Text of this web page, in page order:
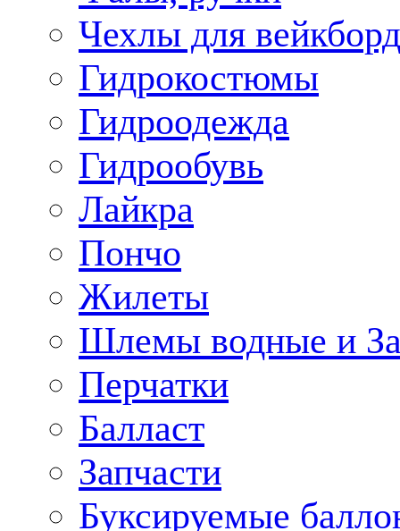
Чехлы для
Гидрокостюмы
Гидроодежда
Гидрообувь
Лайкра
Пончо
Жилеты
Шлемы водные и
Перчатки
Балласт
Запчасти
Буксируемые